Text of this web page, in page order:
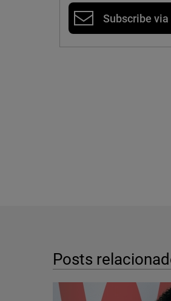
Subscribe via
Posts